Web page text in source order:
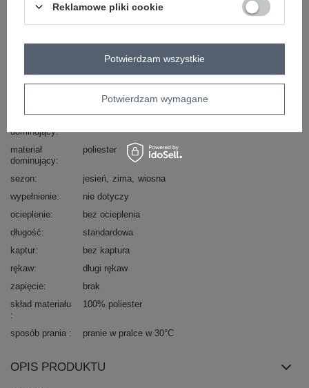
skład materiału : 100% poliester
typ produktu
kurtka przejściowa
casual
dominujący
materiał
dominujący
poliester
sezon jesień zima wiosna
wypełnienie
nie dotyczy
ocieplenie
bez ocieplenia
długość
standardowa
kaptur
bez kaptura
rękaw
długi rękaw
zapięcie
brak
skład materiału
100% poliester
sposób prania pranie w pralce w 30°C
OPIS PRODUKTU
Reklamowe pliki cookie
Potwierdzam wymagane
Potwierdzam wszystkie